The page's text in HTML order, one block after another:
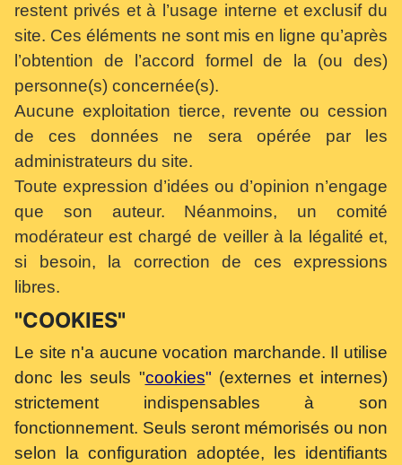
restent privés et à l’usage interne et exclusif du
site. Ces éléments ne sont mis en ligne qu’après
l’obtention de l’accord formel de la (ou des)
personne(s) concernée(s).
Aucune exploitation tierce, revente ou cession
de ces données ne sera opérée par les
administrateurs du site.
Toute expression d’idées ou d’opinion n’engage
que son auteur. Néanmoins, un comité
modérateur est chargé de veiller à la légalité et,
si besoin, la correction de ces expressions
libres.
"COOKIES"
Le site n'a aucune vocation marchande. Il utilise
donc les seuls "cookies" (externes et internes)
strictement indispensables à son
fonctionnement. Seuls seront mémorisés ou non
selon la configuration adoptée, les identifiants